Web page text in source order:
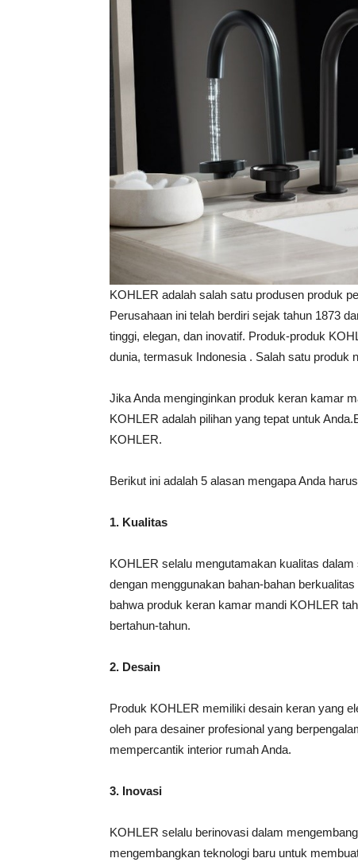
KOHLER adalah salah satu produsen produk
Perusahaan ini telah berdiri sejak tahun 1873
tinggi, elegan, dan inovatif. Produk-produk
dunia, termasuk Indonesia . Salah satu produk
Jika Anda menginginkan produk keran kamar
KOHLER adalah pilihan yang tepat untuk
KOHLER.
Berikut ini adalah 5 alasan mengapa Anda
1. Kualitas
KOHLER selalu mengutamakan kualitas
dengan menggunakan bahan-bahan
bahwa produk keran kamar mandi KOHLER
bertahun-tahun.
2. Desain
Produk KOHLER memiliki desain keran yang
oleh para desainer profesional yang
mempercantik interior rumah Anda.
3. Inovasi
KOHLER selalu berinovasi dalam
mengembangkan teknologi baru untuk